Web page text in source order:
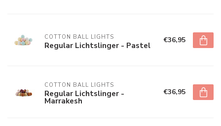
COTTON BALL LIGHTS
Regular Lichtslinger - Pastel €36,95
COTTON BALL LIGHTS
Regular Lichtslinger -
Marrakesh
€36,95